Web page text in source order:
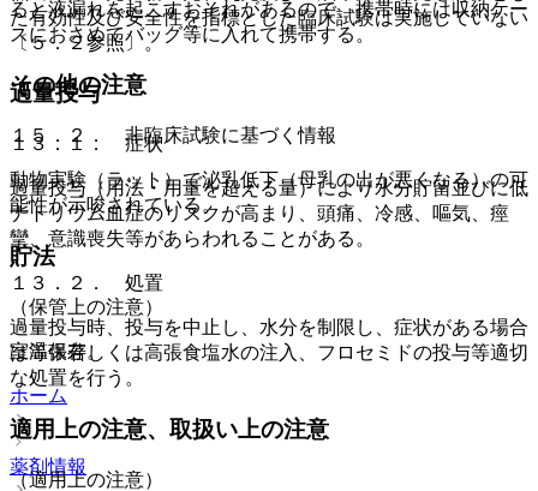
ると液漏れを起こすおそれがあるので、携帯時には収納ケー
スにおさめてバッグ等に入れて携帯する。
その他の注意
１５．２． 非臨床試験に基づく情報
動物実験（ラット）で泌乳低下（母乳の出が悪くなる）の可
能性が示唆されている。
貯法
（保管上の注意）
室温保存。
ホーム
薬剤情報
た有効性及び安全性を指標とした臨床試験は実施していない
〔５．２参照〕。
過量投与
１３．１． 症状
過量投与（用法・用量を超える量）により水分貯留並びに低
ナトリウム血症のリスクが高まり、頭痛、冷感、嘔気、痙
攣、意識喪失等があらわれることがある。
１３．２． 処置
過量投与時、投与を中止し、水分を制限し、症状がある場合
は等張若しくは高張食塩水の注入、フロセミドの投与等適切
な処置を行う。
適用上の注意、取扱い上の注意
（適用上の注意）